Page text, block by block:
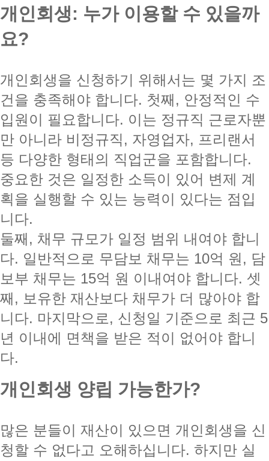
개인회생: 누가 이용할 수 있을까
요?
개인회생을 신청하기 위해서는 몇 가지 조
건을 충족해야 합니다. 첫째, 안정적인 수
입원이 필요합니다. 이는 정규직 근로자뿐
만 아니라 비정규직, 자영업자, 프리랜서
등 다양한 형태의 직업군을 포함합니다.
중요한 것은 일정한 소득이 있어 변제 계
획을 실행할 수 있는 능력이 있다는 점입
니다.
둘째, 채무 규모가 일정 범위 내여야 합니
다. 일반적으로 무담보 채무는 10억 원, 담
보부 채무는 15억 원 이내여야 합니다. 셋
째, 보유한 재산보다 채무가 더 많아야 합
니다. 마지막으로, 신청일 기준으로 최근 5
년 이내에 면책을 받은 적이 없어야 합니
다.
개인회생 양립 가능한가?
많은 분들이 재산이 있으면 개인회생을 신
청할 수 없다고 오해하십니다. 하지만 실